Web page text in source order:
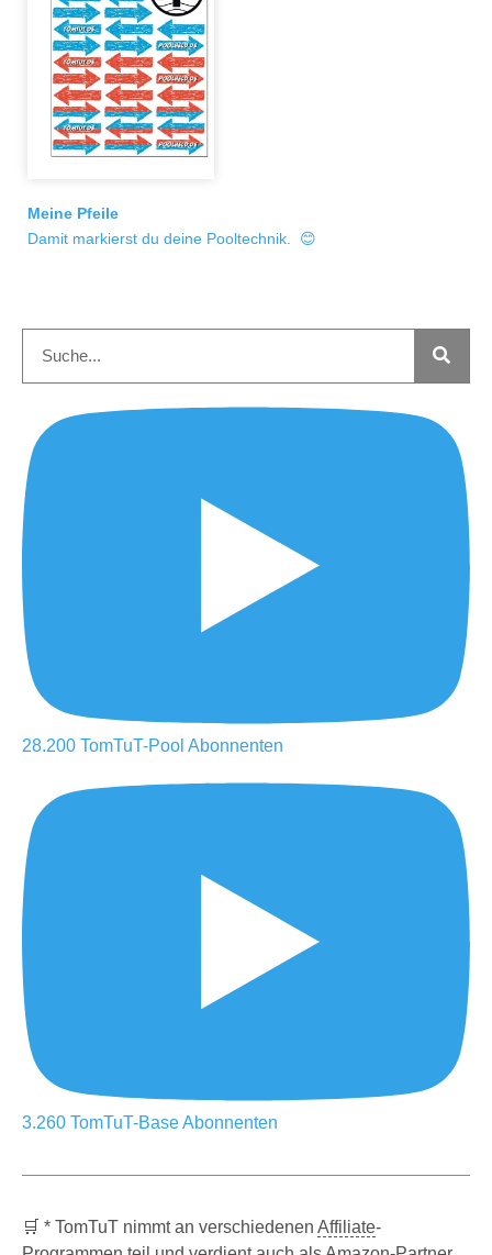
Meine Pfeile
Damit markierst du deine Pooltechnik. 😊
28.200 TomTuT-Pool Abonnenten
3.260 TomTuT-BaseAbonnenten
🛒 * TomTuT nimmt an verschiedenen Affiliate-